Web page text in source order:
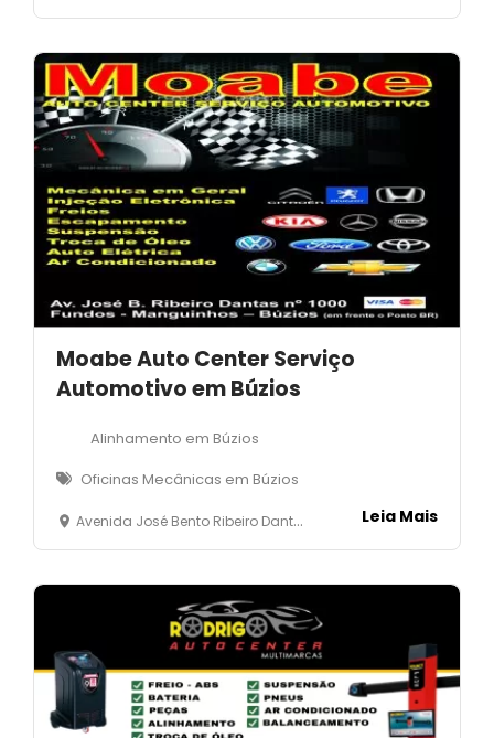
Moabe Auto Center Serviço
Automotivo em Búzios
Alinhamento em Búzios
Oficinas Mecânicas em Búzios
Avenida José Bento Ribeiro Dantas, 1000 - Fundos, Manguinhos- Armação dos Búzios Leia Mais